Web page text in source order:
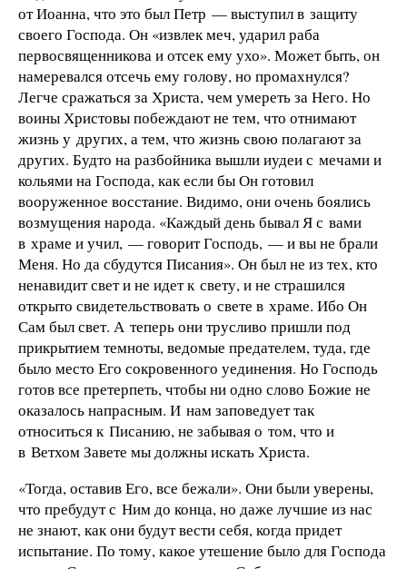
от Иоанна, что это был Петр — выступил в защиту
своего Господа. Он «извлек меч, ударил раба
первосвященникова и отсек ему ухо». Может быть, он
намеревался отсечь ему голову, но промахнулся?
Легче сражаться за Христа, чем умереть за Него. Но
воины Христовы побеждают не тем, что отнимают
жизнь у других, а тем, что жизнь свою полагают за
других. Будто на разбойника вышли иудеи с мечами и
кольями на Господа, как если бы Он готовил
вооруженное восстание. Видимо, они очень боялись
возмущения народа. «Каждый день бывал Я с вами
в храме и учил, — говорит Господь, — и вы не брали
Меня. Но да сбудутся Писания». Он был не из тех, кто
ненавидит свет и не идет к свету, и не страшился
открыто свидетельствовать о свете в храме. Ибо Он
Сам был свет. А теперь они трусливо пришли под
прикрытием темноты, ведомые предателем, туда, где
было место Его сокровенного уединения. Но Господь
готов все претерпеть, чтобы ни одно слово Божие не
оказалось напрасным. И нам заповедует так
относиться к Писанию, не забывая о том, что и
в Ветхом Завете мы должны искать Христа.
«Тогда, оставив Его, все бежали». Они были уверены,
что пребудут с Ним до конца, но даже лучшие из нас
не знают, как они будут вести себя, когда придет
испытание. По тому, какое утешение было для Господа